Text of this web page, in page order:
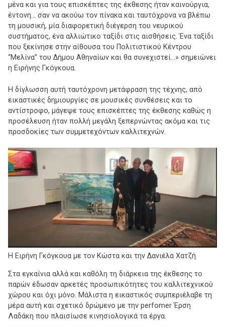
μένα και για τους επισκέπτες της έκθεσης ήταν καινούργια,
έντονη… σαν να ακούω τον πίνακα και ταυτόχρονα να βλέπω
τη μουσική, μία διαφορετική διέγερση του νευρικού
συστήματος, ένα αλλιώτικο ταξίδι στις αισθήσεις. Ένα ταξίδι
που ξεκίνησε στην αίθουσα του Πολιτιστικού Κέντρου
“Μελίνα” του Δήμου Αθηναίων και θα συνεχιστεί…» σημειώνει
η Ειρήνης Γκόγκουα.
Η δίγλωσση αυτή ταυτόχρονη μετάφραση της τέχνης, από
εικαστικές δημιουργίες σε μουσικές συνθέσεις και το
αντίστροφο, μάγεψε τους επισκέπτες της έκθεσης καθώς η
προσέλευση ήταν πολλή μεγάλη ξεπερνώντας ακόμα και τις
προσδοκίες των συμμετεχόντων καλλιτεχνών.
Η Ειρήνη Γκόγκουα με τον Κώστα και την Δανιέλα Χατζή
Στα εγκαίνια αλλά και καθόλη τη διάρκεια της έκθεσης το
παρών έδωσαν αρκετές προσωπικότητες του καλλιτεχνικού
χώρου και όχι μόνο. Μάλιστα η εικαστικός συμπεριέλαβε τη
μέρα αυτή και σχετικό δρώμενο με την perfomer Έρση
Λαδάκη που πλαισίωσε κινησιολογικά τα έργα.